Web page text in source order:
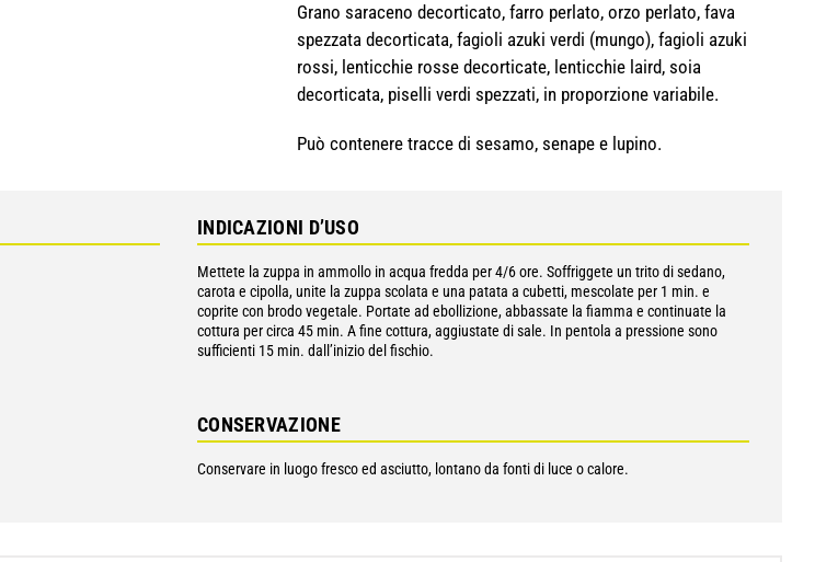
Grano saraceno decorticato, farro perlato, orzo perlato, fava
spezzata decorticata, fagioli azuki verdi (mungo), fagioli azuki
rossi, lenticchie rosse decorticate, lenticchie laird, soia
decorticata, piselli verdi spezzati, in proporzione variabile.
Può contenere tracce di sesamo, senape e lupino.
INDICAZIONI D’USO
Mettete la zuppa in ammollo in acqua fredda per 4/6 ore. Soffriggete un trito di sedano,
carota e cipolla, unite la zuppa scolata e una patata a cubetti, mescolate per 1 min. e
coprite con brodo vegetale. Portate ad ebollizione, abbassate la fiamma e continuate la
cottura per circa 45 min. A fine cottura, aggiustate di sale. In pentola a pressione sono
sufficienti 15 min. dall’inizio del fischio.
CONSERVAZIONE
Conservare in luogo fresco ed asciutto, lontano da fonti di luce o calore.